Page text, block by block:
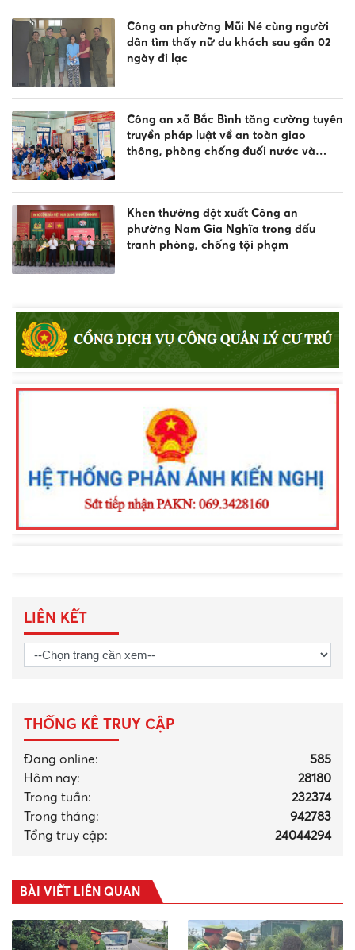
Công an phường Mũi Né cùng người
dân tìm thấy nữ du khách sau gần 02
ngày đi lạc
Công an xã Bắc Bình tăng cường tuyên
truyền pháp luật về an toàn giao
thông, phòng chống đuối nước và
Khen thưởng đột xuất Công an
phường Nam Gia Nghĩa trong đấu
tranh phòng, chống tội phạm
nước
tỉnh Lâm Đồng thi đua thực hiện “Kỷ
luật nhất - Trung thành nhất - Gần dân
nhất”
LIÊN KẾT
THỐNG KÊ TRUY CẬP
Đang online:
585
Hôm nay:
28180
Trong tuần:
232374
Trong tháng:
942783
Tổng truy cập:
24044294
BÀI VIẾT LIÊN QUAN